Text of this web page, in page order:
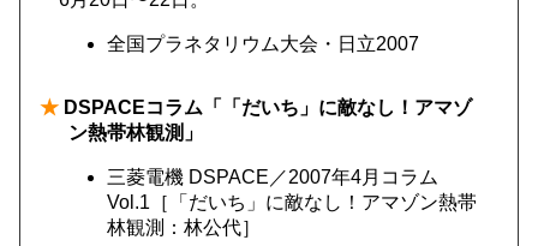
全国プラネタリウム大会・日立2007
★ DSPACEコラム「「だいち」に敵なし！アマゾ
ン熱帯林観測」
三菱電機 DSPACE／2007年4月コラム
Vol.1［「だいち」に敵なし！アマゾン熱帯
林観測：林公代］